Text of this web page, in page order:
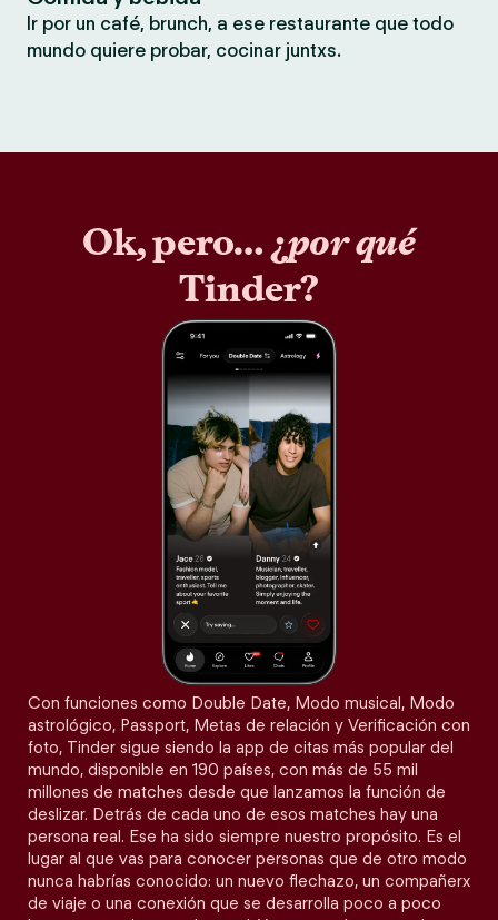
Ir por un café, brunch, a ese restaurante que todo
mundo quiere probar, cocinar juntxs.
Ok, pero… ¿por qué
Tinder?
Con funciones como Double Date, Modo musical, Modo
astrológico, Passport, Metas de relación y Verificación con
foto, Tinder sigue siendo la app de citas más popular del
mundo, disponible en 190 países, con más de 55 mil
millones de matches desde que lanzamos la función de
deslizar. Detrás de cada uno de esos matches hay una
persona real. Ese ha sido siempre nuestro propósito. Es el
lugar al que vas para conocer personas que de otro modo
nunca habrías conocido: un nuevo flechazo, un compañerx
de viaje o una conexión que se desarrolla poco a poco